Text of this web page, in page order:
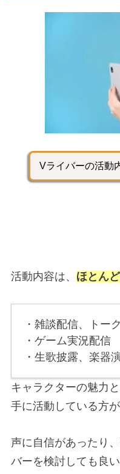
Vライバーの活動
活動内容は、 ほとん
・雑談配信、トー
・ゲーム実況配信
・生歌披露、楽器
キャラクターの魅力
手に活動している方が
声に自信があったり
バーを検討しても良